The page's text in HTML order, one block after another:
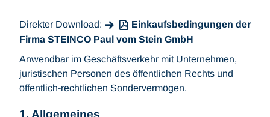
Direkter Download:
Einkaufsbedingungen der
Firma STEINCO Paul vom Stein GmbH
Anwendbar im Geschäftsverkehr mit Unternehmen,
juristischen Personen des öffentlichen Rechts und
öffentlich-rechtlichen Sondervermögen.